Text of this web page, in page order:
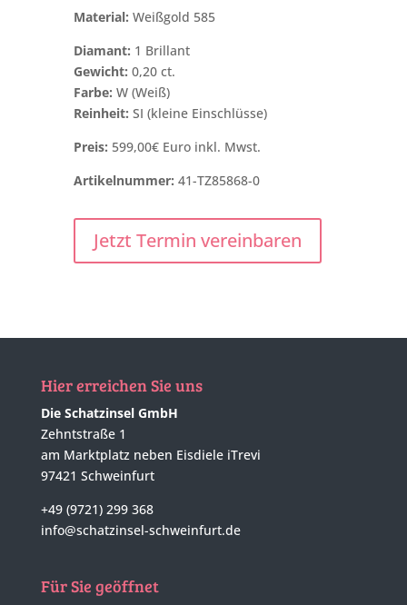
Material: Weißgold 585
Diamant: 1 Brillant
Gewicht: 0,20 ct.
Farbe: W (Weiß)
Reinheit: SI (kleine Einschlüsse)
Preis: 599,00€ Euro inkl. Mwst.
Artikelnummer: 41-TZ85868-0
Jetzt Termin vereinbaren
Hier erreichen Sie uns
Die Schatzinsel GmbH
Zehntstraße 1
am Marktplatz neben Eisdiele iTrevi
97421 Schweinfurt
+49 (9721) 299 368
info@schatzinsel-schweinfurt.de
Für Sie geöffnet